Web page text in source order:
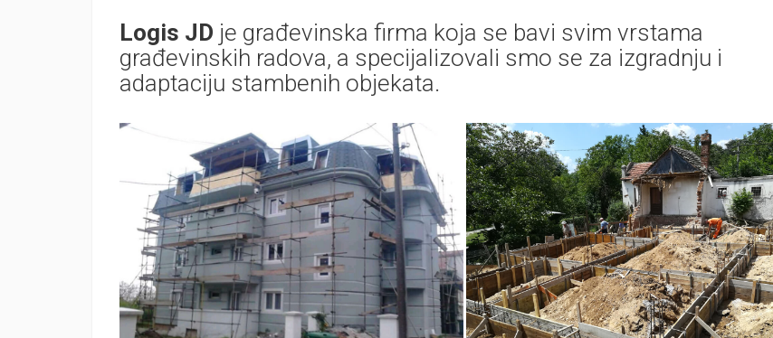
Logis JD je građevinska firma koja se bavi svim vrstama
građevinskih radova, a specijalizovali smo se za izgradnju i
adaptaciju stambenih objekata.